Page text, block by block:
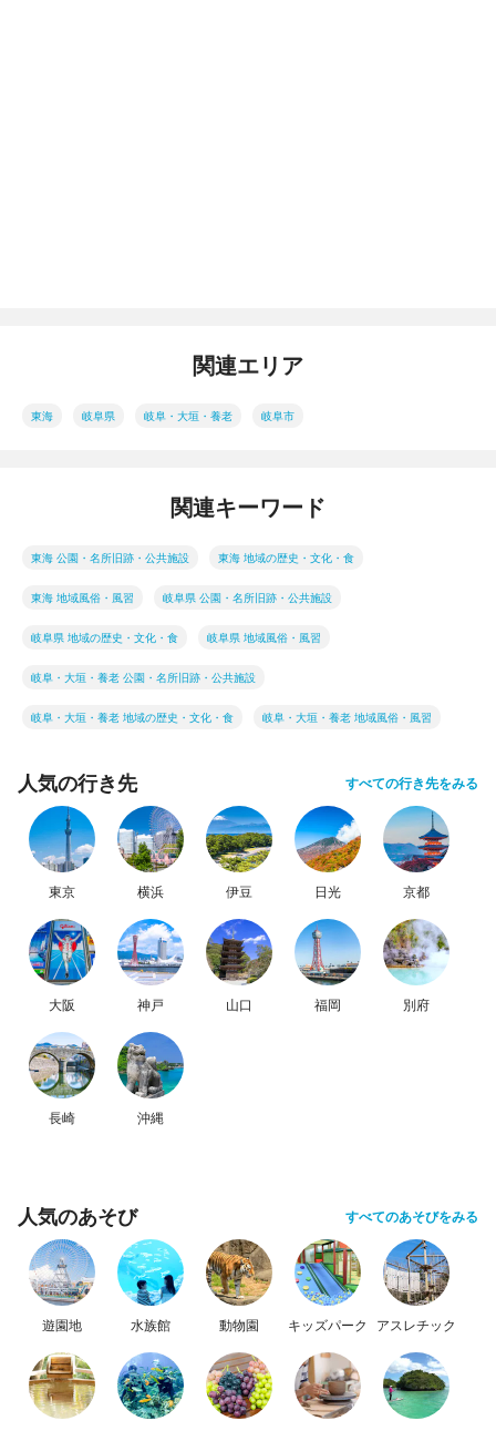
関連エリア
東海 岐阜県 岐阜・大垣・養老 岐阜市
関連キーワード
東海 公園・名所旧跡・公共施設 東海 地域の歴史・文化・食
東海 地域風俗・風習 岐阜県 公園・名所旧跡・公共施設
岐阜県 地域の歴史・文化・食 岐阜県 地域風俗・風習
岐阜・大垣・養老 公園・名所旧跡・公共施設
岐阜・大垣・養老 地域の歴史・文化・食 岐阜・大垣・養老 地域風俗・風習
人気の行き先 すべての行き先をみる
東京 横浜 伊豆 日光 京都
大阪 神戸 山口 福岡 別府
長崎 沖縄
人気のあそび すべてのあそびをみる
遊園地 水族館 動物園 キッズパーク アスレチック